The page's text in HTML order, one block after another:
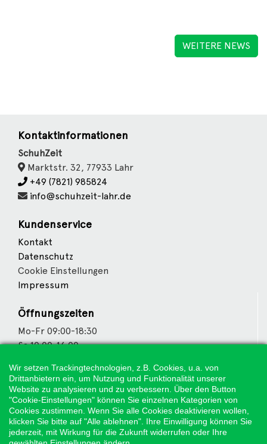
WEITERE NEWS
Kontaktinformationen
SchuhZeit
Marktstr. 32, 77933 Lahr
+49 (7821) 985824
info@schuhzeit-lahr.de
Kundenservice
Kontakt
Datenschutz
Cookie Einstellungen
Impressum
Öffnungszeiten
Mo-Fr 09:00-18:30
Sa 10:00-16:00
Wir sind Partner von
Weitere Partner
Wir setzen Trackingtechnologien, z.B. Cookies, u.a. von
Drittanbietern ein, um Nutzung und Funktionalität unserer
Website zu analysieren und zu verbessern. Über den Button
"Cookie-Einstellungen" können Sie einzelnen Kategorien von
Cookies zustimmen. Wenn Sie alle Cookies deaktivieren wollen,
klicken Sie bitte auf "Alle ablehnen". Ihre Einwilligung können Sie
jederzeit, mit Wirkung für die Zukunft widerrufen oder Ihre